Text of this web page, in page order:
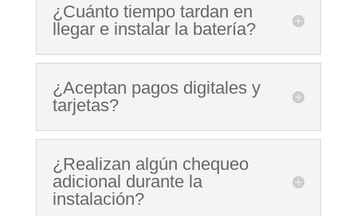
¿Cuánto tiempo tardan en
llegar e instalar la batería?
¿Aceptan pagos digitales y
tarjetas?
¿Realizan algún chequeo
adicional durante la
instalación?